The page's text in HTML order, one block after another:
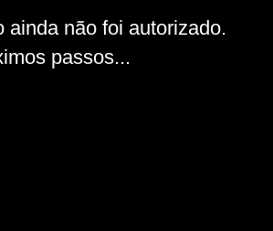
ainda não foi autorizado.
passos...